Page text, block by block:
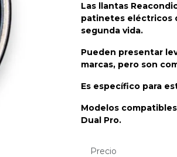
Las llantas
patinetes eléctricos
segunda vida.
Pueden presentar
marcas, pero son
Es específico para
Modelos
Dual Pro.
Precio